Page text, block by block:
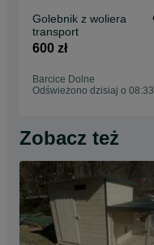
Golebnik z woliera
transport
600 zł
Barcice Dolne
Odświeżono dzisiaj o 08:33
Zobacz też